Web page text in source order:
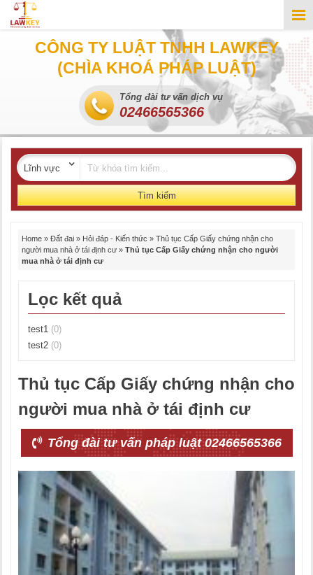
CÔNG TY LUẬT TNHH LAWKEY
(CHÌA KHOÁ PHÁP LUẬT)
Tổng đài tư vấn dịch vụ
02466565366
Tìm kiếm
Home » Đất đai » Hỏi đáp - Kiến thức » Thủ tục Cấp Giấy chứng nhận cho
người mua nhà ở tái định cư » Thủ tục Cấp Giấy chứng nhận cho người
mua nhà ở tái định cư
Lọc kết quả
test1 (0)
test2 (0)
Thủ tục Cấp Giấy chứng nhận cho
người mua nhà ở tái định cư
Tổng đài tư vấn pháp luật 02466565366